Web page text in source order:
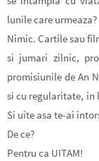
lunile care urmeaza?
Nimic. Cartile sau
si jumari zilnic,
promisiunile de An
si cu regularitate,
Si uite asa te-ai
De ce?
Pentru ca UITAM!